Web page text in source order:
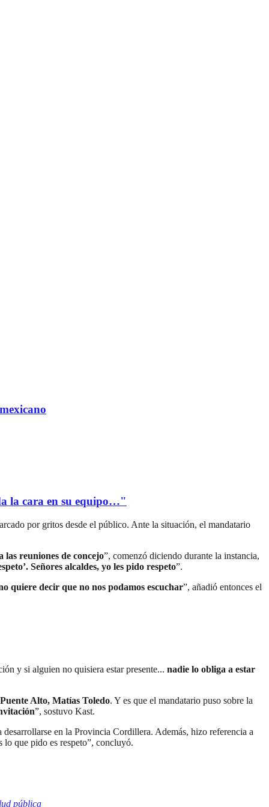
la cara en su equipo…"
por gritos desde el público. Ante la situación, el mandatario
las reuniones de concejo”, comenzó diciendo durante la instancia,
Señores alcaldes, yo les pido respeto”.
quiere decir que no nos podamos escuchar”, añadió entonces el
y si alguien no quisiera estar presente... nadie lo obliga a estar
Alto, Matías Toledo. Y es que el mandatario puso sobre la
”, sostuvo Kast.
en la Provincia Cordillera. Además, hizo referencia a
lo que pido es respeto”, concluyó.
pública